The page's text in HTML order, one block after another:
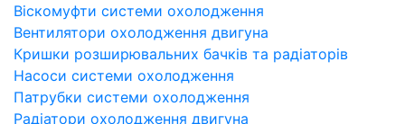
Віскомуфти системи охолодження
Вентилятори охолодження двигуна
Кришки розширювальних бачків та радіаторів
Насоси системи охолодження
Патрубки системи охолодження
Радіатори охолодження двигуна